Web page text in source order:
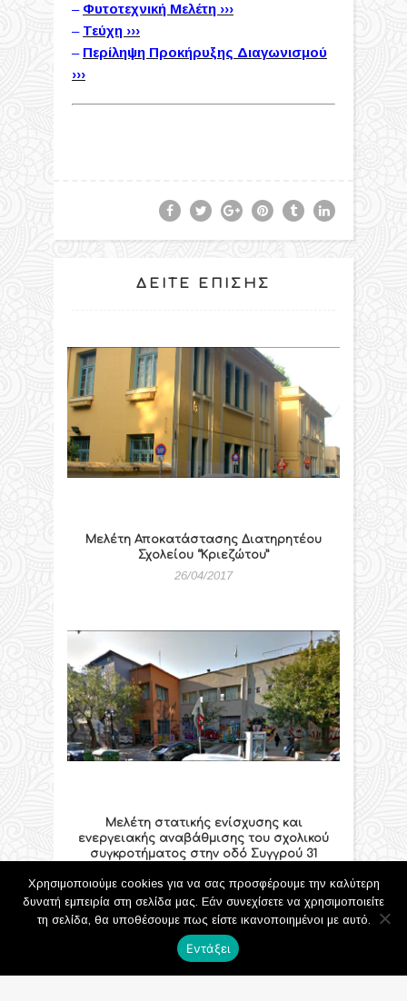
– Φυτοτεχνική Μελέτη ›››
– Τεύχη ›››
– Περίληψη Προκήρυξης Διαγωνισμού
›››
ΔΕΊΤΕ ΕΠΊΣΗΣ
Μελέτη Αποκατάστασης Διατηρητέου
Σχολείου “Κριεζώτου”
26/04/2017
Μελέτη στατικής ενίσχυσης και
ενεργειακής αναβάθμισης του σχολικού
συγκροτήματος στην οδό Συγγρού 31
Χρησιμοποιούμε cookies για να σας προσφέρουμε την καλύτερη
δυνατή εμπειρία στη σελίδα μας. Εάν συνεχίσετε να χρησιμοποιείτε
τη σελίδα, θα υποθέσουμε πως είστε ικανοποιημένοι με αυτό.
Εντάξει